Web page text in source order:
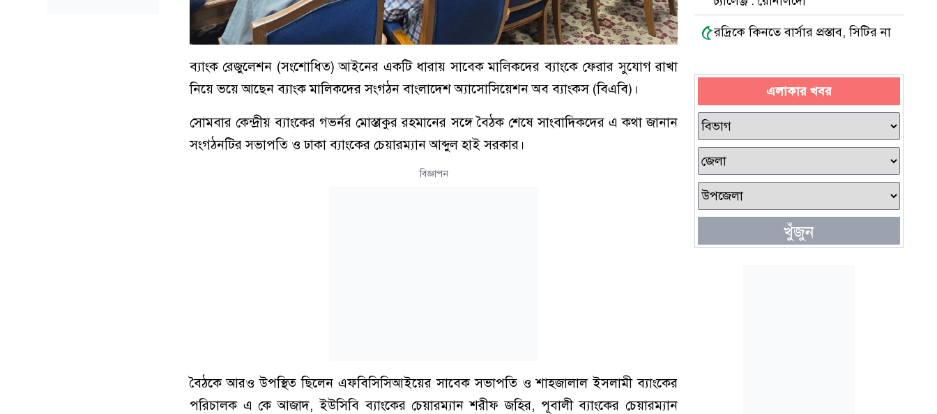
ব্যাংক রেজুলেশন (সংশোধিত) আইনের একটি ধারায় সাবেক মালিকদের ব্যাংকে ফেরার সুযোগ রাখা
নিয়ে ভয়ে আছেন ব্যাংক মালিকদের সংগঠন বাংলাদেশ অ্যাসোসিয়েশন অব ব্যাংকস (বিএবি)।
সোমবার কেন্দ্রীয় ব্যাংকের গভর্নর মোস্তাকুর রহমানের সঙ্গে বৈঠক শেষে সাংবাদিকদের এ কথা জানান
সংগঠনটির সভাপতি ও ঢাকা ব্যাংকের চেয়ারম্যান আব্দুল হাই সরকার।
বিজ্ঞাপন
বৈঠকে আরও উপস্থিত ছিলেন এফবিসিসিআইয়ের সাবেক সভাপতি ও শাহজালাল ইসলামী ব্যাংকের
পরিচালক এ কে আজাদ, ইউসিবি ব্যাংকের চেয়ারম্যান শরীফ জহির, পূবালী ব্যাংকের চেয়ারম্যান
৫রদ্রিকে কিনতে বার্সার প্রস্তাব, সিটির না
এলাকার খবর
খুঁজুন